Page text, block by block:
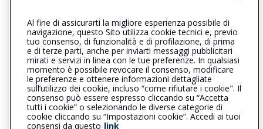
0522372176 0522372347
reggioemiliasanbartolomeo@cattolica.it
info@pec.assicuramente.com
L’intermediario è soggetto al controllo dell’IVASS. Consulta il
Registro RUI al seguentelink
Al fine di assicurarti la migliore esperienza possibile di
navigazione, questo Sito utilizza cookie tecnici e, previo
tuo consenso, di funzionalità e di profilazione, di prima
e di terze parti, anche per inviarti messaggi pubblicitari
mirati e servizi in linea con le tue preferenze. In qualsiasi
momento è possibile revocare il consenso, modificare
le preferenze e ottenere informazioni dettagliate
sull’utilizzo dei cookie, incluso “come rifiutare i cookie". Il
consenso può essere espresso cliccando su “Accetta
tutti i cookie” o selezionando le diverse categorie di
cookie cliccando su “Impostazioni cookie”. Accedi ai tuoi
consensi da questo link